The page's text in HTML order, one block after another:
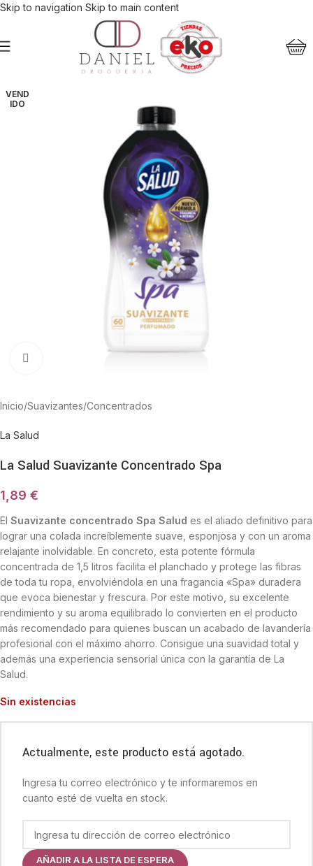
Skip to navigation Skip to main content
VEND
IDO
Inicio/Suavizantes/Concentrados
La Salud
La Salud Suavizante Concentrado Spa
1,89 €
El Suavizante concentrado Spa Salud es el aliado definitivo para
lograr una colada increíblemente suave, esponjosa y con un aroma
relajante inolvidable. En concreto, esta potente fórmula
concentrada de 1,5 litros facilita el planchado y protege las fibras
de toda tu ropa, envolviéndola en una fragancia «Spa» duradera
que evoca bienestar y frescura. Por este motivo, su excelente
rendimiento y su aroma equilibrado lo convierten en el producto
más recomendado para quienes buscan un acabado de lavandería
profesional con el máximo ahorro. Consigue una suavidad total y
además una experiencia sensorial única con la garantía de La
Salud.
Sin existencias
Actualmente, este producto está agotado.
Ingresa tu correo electrónico y te informaremos en
cuanto esté de vuelta en stock.
AÑADIR A LA LISTA DE ESPERA